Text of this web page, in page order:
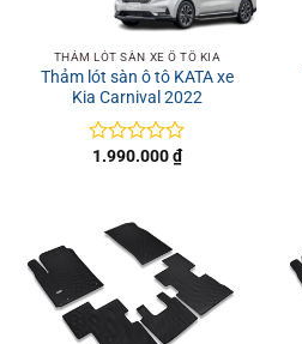
THẢM LÓT SÀN XE Ô TÔ KIA
Thảm lót sàn ô tô KATA xe
Kia Carnival 2022
Được
1.990.000₫